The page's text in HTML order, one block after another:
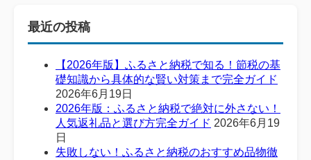
最近の投稿
【2026年版】ふるさと納税で知る！節税の基
礎知識から具体的な賢い対策まで完全ガイド
2026年6月19日
2026年版：ふるさと納税で絶対に外さない！
人気返礼品と選び方完全ガイド 2026年6月19
日
失敗しない！ふるさと納税のおすすめ品物徹